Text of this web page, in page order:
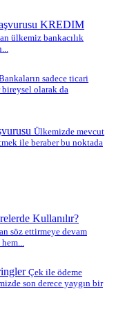
KREDIM
ülkemiz bankacılık
sadece ticari
olarak da
Ülkemizde mevcut
ile beraber bu noktada
Kullanılır?
söz ettirmeye devam
Çek ile ödeme
son derece yaygın bir